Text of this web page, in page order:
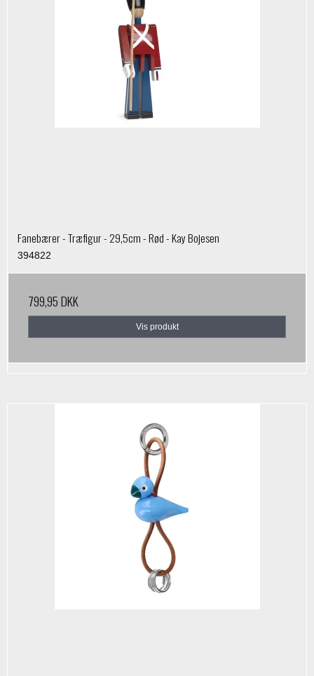
Fanebærer - Træfigur - 29,5cm - Rød - Kay Bojesen
394822
799,95 DKK
Vis produkt